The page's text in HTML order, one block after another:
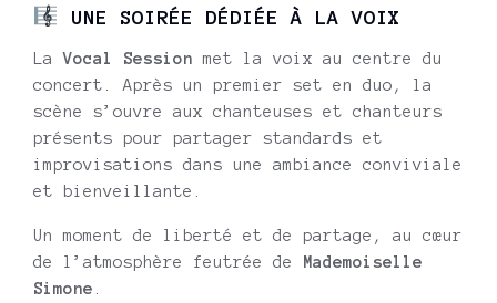
UNE SOIRÉE DÉDIÉE À LA VOIX
LaVocal Session met la voix au centre du
concert. Après un premier set en duo, la
scène s’ouvre aux chanteuses et chanteurs
présents pour partager standards et
improvisations dans une ambiance conviviale
et bienveillante.
Un moment de liberté et de partage, au cœur
de l’atmosphère feutrée de
Mademoiselle
Simone